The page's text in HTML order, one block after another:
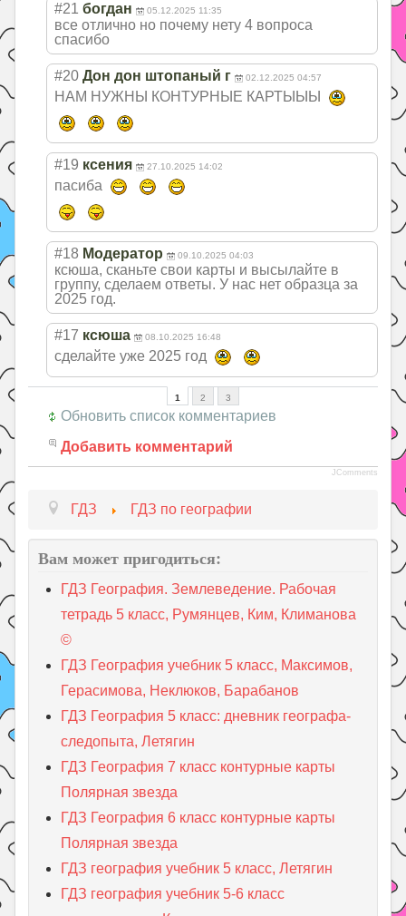
#21 богдан 05.12.2025 11:35
все отлично но почему нету 4 вопроса
спасибо
#20 Дон дон штопаный г 02.12.2025 04:57
НАМ НУЖНЫ КОНТУРНЫЕ КАРТЫЫЫ
#19 ксения 27.10.2025 14:02
пасиба
#18 Модератор 09.10.2025 04:03
ксюша, сканьте свои карты и высылайте в
группу, сделаем ответы. У нас нет образца за
2025 год.
#17 ксюша 08.10.2025 16:48
сделайте уже 2025 год
1 2 3
Обновить список комментариев
Добавить комментарий
JComments
ГДЗ ГДЗ по географии
Вам может пригодиться:
ГДЗ География. Землеведение. Рабочая
тетрадь 5 класс, Румянцев, Ким, Климанова
©
ГДЗ География учебник 5 класс, Максимов,
Герасимова, Неклюков, Барабанов
ГДЗ География 5 класс: дневник географа-
следопыта, Летягин
ГДЗ География 7 класс контурные карты
Полярная звезда
ГДЗ География 6 класс контурные карты
Полярная звезда
ГДЗ география учебник 5 класс, Летягин
ГДЗ география учебник 5-6 класс